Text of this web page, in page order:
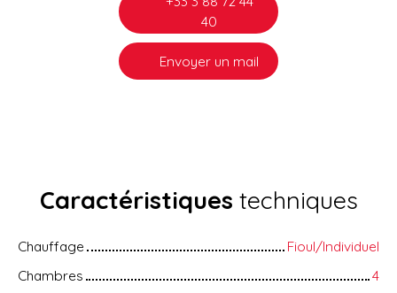
40
Envoyer un mail
Caractéristiques techniques
Chauffage
Fioul/Individuel
Chambres
4